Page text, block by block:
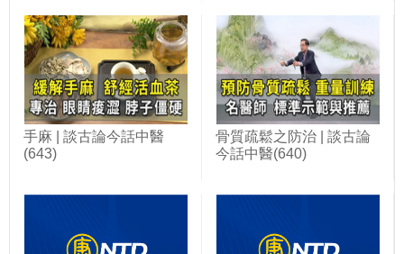
手麻 | 談古論今話中醫
(643)
骨質疏鬆之防治 | 談古論
今話中醫(640)